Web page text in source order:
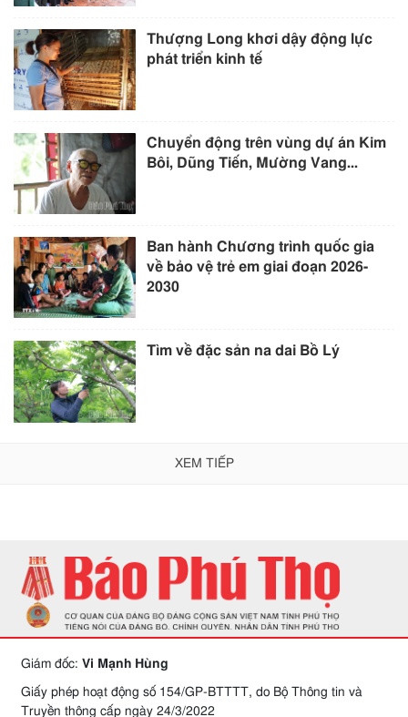
Thượng Long khơi dậy động lực
phát triển kinh tế
Chuyển động trên vùng dự án Kim
Bôi, Dũng Tiến, Mường Vang...
Ban hành Chương trình quốc gia
về bảo vệ trẻ em giai đoạn 2026-
2030
Tìm về đặc sản na dai Bồ Lý
XEM TIẾP
Giám đốc: Vi Mạnh Hùng
Giấy phép hoạt động số 154/GP-BTTTT, do Bộ Thông tin và
Truyền thông cấp ngày 24/3/2022